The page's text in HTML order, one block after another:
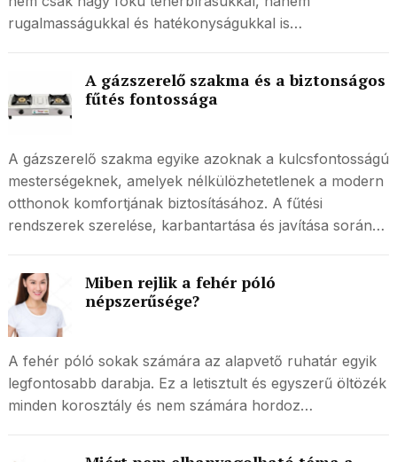
rugalmasságukkal és hatékonyságukkal is…
A gázszerelő szakma és a biztonságos
fűtés fontossága
A gázszerelő szakma egyike azoknak a kulcsfontosságú
mesterségeknek, amelyek nélkülözhetetlenek a modern
otthonok komfortjának biztosításához. A fűtési
rendszerek szerelése, karbantartása és javítása során…
Miben rejlik a fehér póló
népszerűsége?
A fehér póló sokak számára az alapvető ruhatár egyik
legfontosabb darabja. Ez a letisztult és egyszerű öltözék
minden korosztály és nem számára hordoz…